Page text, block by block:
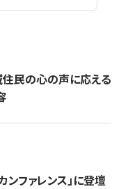
住民の心の声に応える
ファレンス」に登壇